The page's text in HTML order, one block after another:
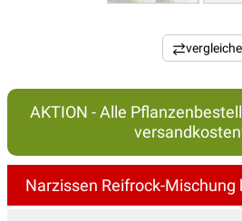
AKTION - Alle
Narzissen Reifrock-Mischung